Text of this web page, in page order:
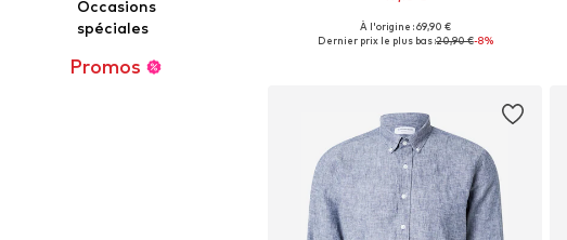
Occasions
spéciales
Promos
Tailles disponibles: S, M, L, XL
À l'origine : 69,90 €
Dernier prix le plus bas :20,90 €-8%